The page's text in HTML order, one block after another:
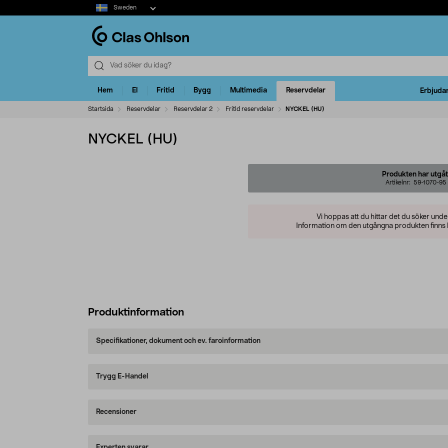
Select
market
Sweden
Hem El Fritid Bygg Multimedia Reservdelar
Startsida Reservdelar Reservdelar 2 Fritid reservdelar NYCKEL (HU)
NYCKEL (HU)
Produkten har
Artikelnr: 59-1070-95
Vi hoppas att du hittar det du söker
Information om den utgångna produkten finns
Produktinformation
Specifikationer, dokument och ev. faroinformation
Trygg E-Handel
Recensioner